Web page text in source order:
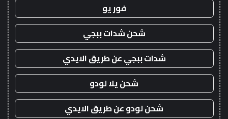
فور يو
شحن شدات ببجي
شدات ببجي عن طريق الايدي
شحن يلا لودو
شحن لودو عن طريق الايدي